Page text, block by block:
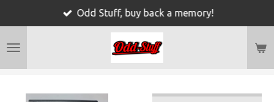
naar
Odd Stuff, buy back a memory!